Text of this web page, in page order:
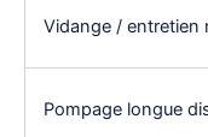
Vidange / entretien
Pompage longue